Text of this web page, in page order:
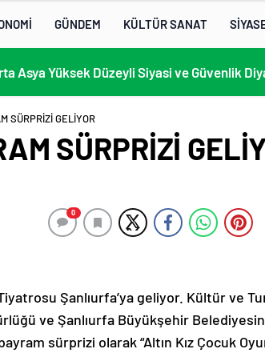
GÜNDEM KÜLTÜR SANAT
SÜRPRİZİ GELİYOR
SÜRPRİZİ
0
Şanlıurfa’ya geliyor. Kültür ve
ve Şanlıurfa Büyükşehir
sürprizi olarak “Altın Kız Çocuk